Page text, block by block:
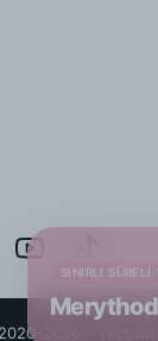
2026 - Yeppuda
SINIRLI SÜRELI